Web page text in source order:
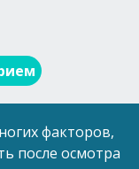
факторов,
после осмотра